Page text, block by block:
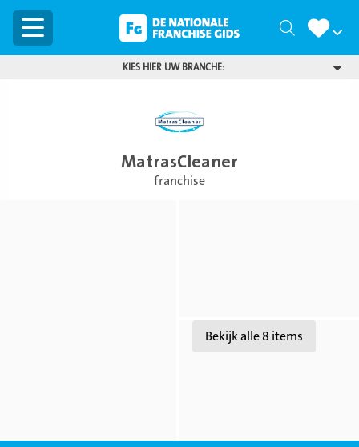
Menu Zoeken
KIES HIER UW BRANCHE:
MatrasCleaner
franchise
BekijkBekijk alle 8 items